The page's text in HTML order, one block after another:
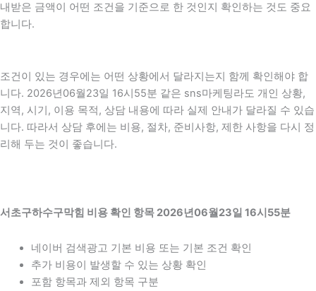
내받은 금액이 어떤 조건을 기준으로 한 것인지 확인하는 것도 중요
합니다.
조건이 있는 경우에는 어떤 상황에서 달라지는지 함께 확인해야 합
니다. 2026년06월23일 16시55분 같은 sns마케팅라도 개인 상황,
지역, 시기, 이용 목적, 상담 내용에 따라 실제 안내가 달라질 수 있습
니다. 따라서 상담 후에는 비용, 절차, 준비사항, 제한 사항을 다시 정
리해 두는 것이 좋습니다.
서초구하수구막힘 비용 확인 항목 2026년06월23일 16시55분
네이버 검색광고 기본 비용 또는 기본 조건 확인
추가 비용이 발생할 수 있는 상황 확인
포함 항목과 제외 항목 구분